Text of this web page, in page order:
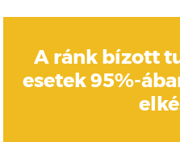
A ránk bízott
esetek 95%-